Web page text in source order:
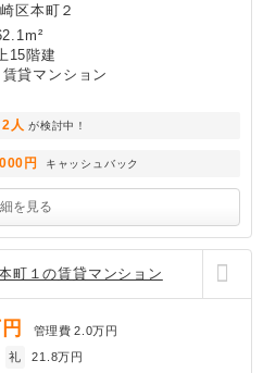
区本町２
15階建
貸マンション
2人 が検討中！
円 キャッシュバック
を見る
町１の賃貸マンション
管理費 2.0万円
礼 21.8万円